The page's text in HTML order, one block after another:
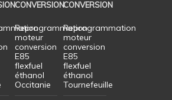
CONVERSION
Reprogrammation
moteur
conversion
E85
flexfuel
éthanol
Occitanie
CONVERSION
Reprogrammation
moteur
conversion
E85
flexfuel
éthanol
Tournefeuille